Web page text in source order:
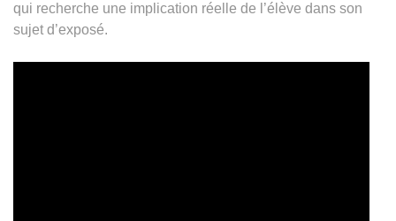
qui recherche une implication réelle de l’élève dans son
sujet d’exposé.